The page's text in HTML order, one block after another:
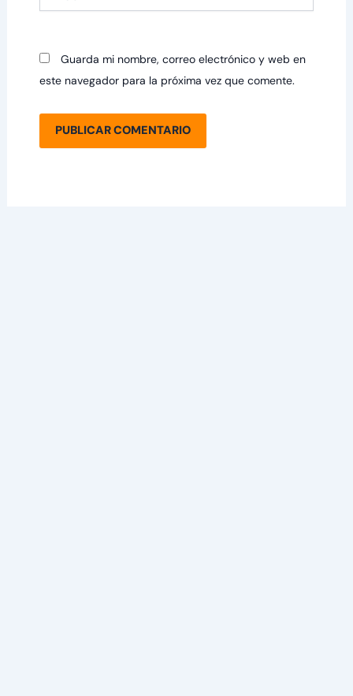
Guarda mi nombre, correo electrónico y web en
este navegador para la próxima vez que comente.